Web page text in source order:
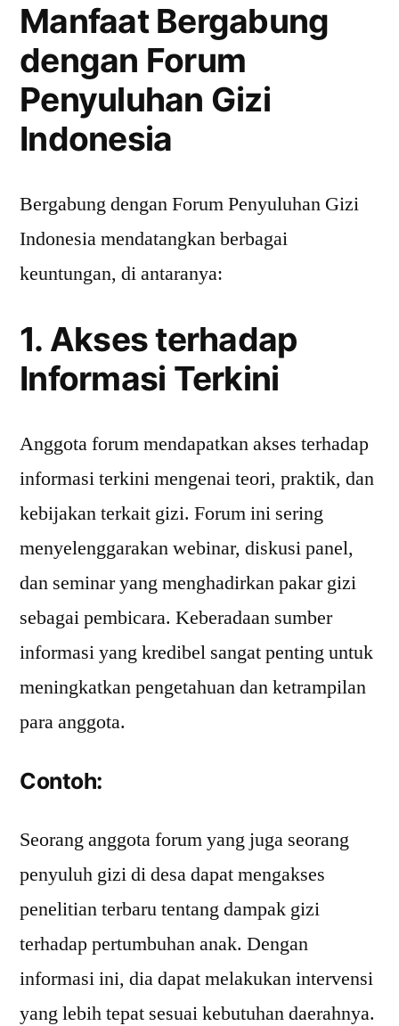
Manfaat Bergabung
dengan Forum
Penyuluhan Gizi
Indonesia
Bergabung dengan Forum Penyuluhan Gizi
Indonesia mendatangkan berbagai
keuntungan, di antaranya:
1. Akses terhadap
Informasi Terkini
Anggota forum mendapatkan akses terhadap
informasi terkini mengenai teori, praktik, dan
kebijakan terkait gizi. Forum ini sering
menyelenggarakan webinar, diskusi panel,
dan seminar yang menghadirkan pakar gizi
sebagai pembicara. Keberadaan sumber
informasi yang kredibel sangat penting untuk
meningkatkan pengetahuan dan ketrampilan
para anggota.
Contoh:
Seorang anggota forum yang juga seorang
penyuluh gizi di desa dapat mengakses
penelitian terbaru tentang dampak gizi
terhadap pertumbuhan anak. Dengan
informasi ini, dia dapat melakukan intervensi
yang lebih tepat sesuai kebutuhan daerahnya.